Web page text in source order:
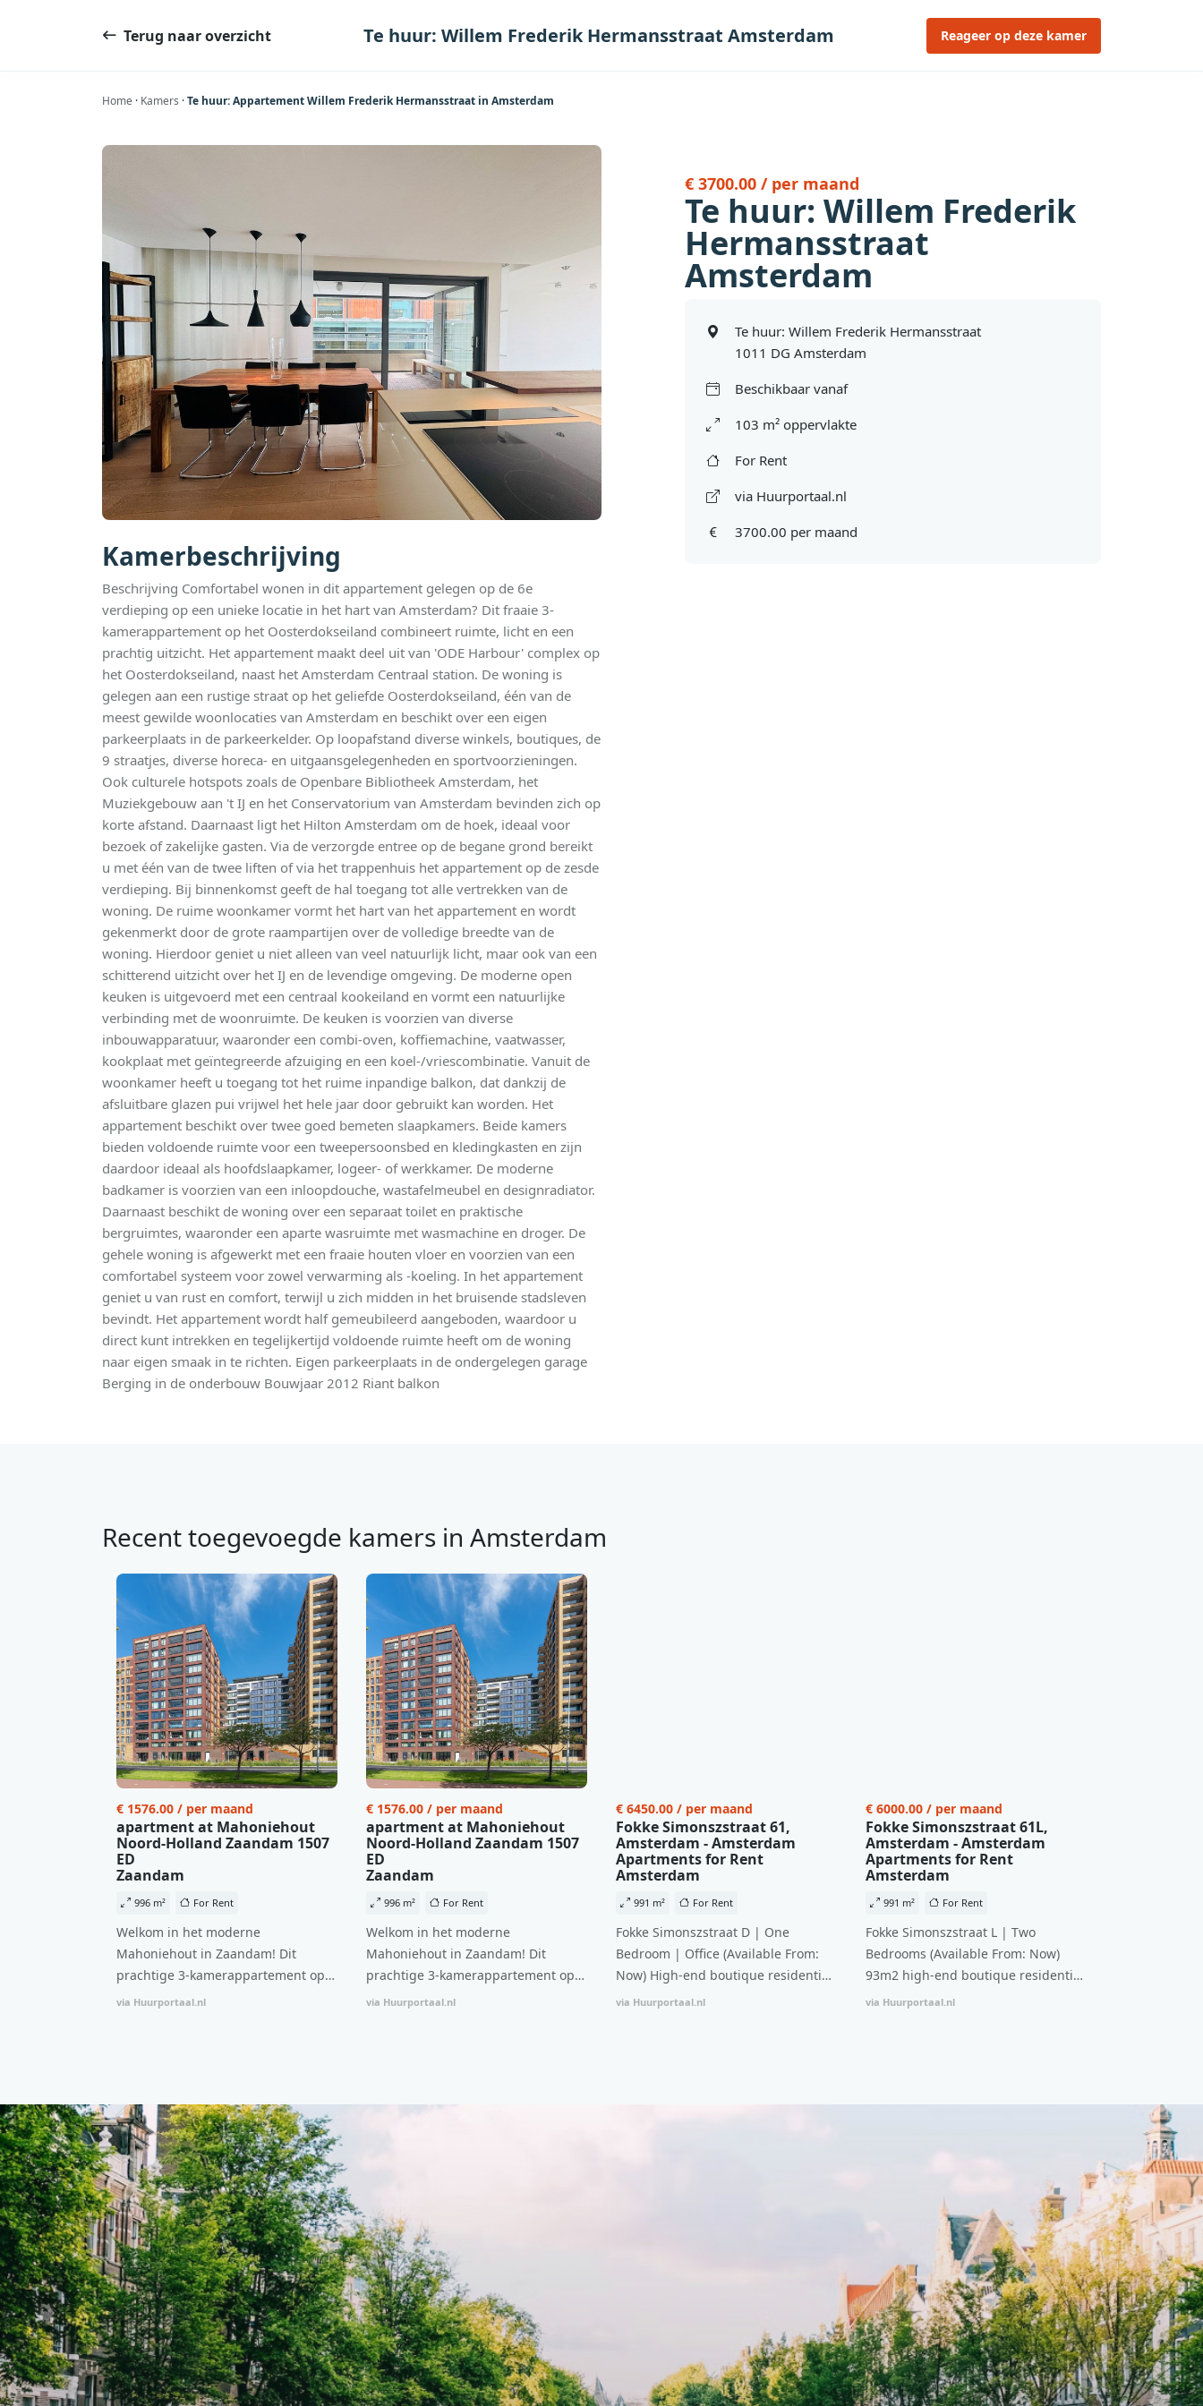
Terug naar overzicht Te huur: Willem Frederik Hermansstraat Amsterdam Reageer op deze kamer
Home · Kamers ·Te huur: Appartement Willem Frederik Hermansstraat in Amsterdam
Kamerbeschrijving
Beschrijving Comfortabel wonen in dit appartement gelegen op de 6e
verdieping op een unieke locatie in het hart van Amsterdam? Dit fraaie 3-
kamerappartement op het Oosterdokseiland combineert ruimte, licht en een
prachtig uitzicht. Het appartement maakt deel uit van 'ODE Harbour' complex op
het Oosterdokseiland, naast het Amsterdam Centraal station. De woning is
gelegen aan een rustige straat op het geliefde Oosterdokseiland, één van de
meest gewilde woonlocaties van Amsterdam en beschikt over een eigen
parkeerplaats in de parkeerkelder. Op loopafstand diverse winkels, boutiques, de
9 straatjes, diverse horeca- en uitgaansgelegenheden en sportvoorzieningen.
Ook culturele hotspots zoals de Openbare Bibliotheek Amsterdam, het
Muziekgebouw aan 't IJ en het Conservatorium van Amsterdam bevinden zich op
korte afstand. Daarnaast ligt het Hilton Amsterdam om de hoek, ideaal voor
bezoek of zakelijke gasten. Via de verzorgde entree op de begane grond bereikt
u met één van de twee liften of via het trappenhuis het appartement op de zesde
verdieping. Bij binnenkomst geeft de hal toegang tot alle vertrekken van de
woning. De ruime woonkamer vormt het hart van het appartement en wordt
gekenmerkt door de grote raampartijen over de volledige breedte van de
woning. Hierdoor geniet u niet alleen van veel natuurlijk licht, maar ook van een
schitterend uitzicht over het IJ en de levendige omgeving. De moderne open
keuken is uitgevoerd met een centraal kookeiland en vormt een natuurlijke
verbinding met de woonruimte. De keuken is voorzien van diverse
inbouwapparatuur, waaronder een combi-oven, koffiemachine, vaatwasser,
kookplaat met geïntegreerde afzuiging en een koel-/vriescombinatie. Vanuit de
woonkamer heeft u toegang tot het ruime inpandige balkon, dat dankzij de
afsluitbare glazen pui vrijwel het hele jaar door gebruikt kan worden. Het
appartement beschikt over twee goed bemeten slaapkamers. Beide kamers
bieden voldoende ruimte voor een tweepersoonsbed en kledingkasten en zijn
daardoor ideaal als hoofdslaapkamer, logeer- of werkkamer. De moderne
badkamer is voorzien van een inloopdouche, wastafelmeubel en designradiator.
Daarnaast beschikt de woning over een separaat toilet en praktische
bergruimtes, waaronder een aparte wasruimte met wasmachine en droger. De
gehele woning is afgewerkt met een fraaie houten vloer en voorzien van een
comfortabel systeem voor zowel verwarming als -koeling. In het appartement
geniet u van rust en comfort, terwijl u zich midden in het bruisende stadsleven
bevindt. Het appartement wordt half gemeubileerd aangeboden, waardoor u
direct kunt intrekken en tegelijkertijd voldoende ruimte heeft om de woning
naar eigen smaak in te richten. Eigen parkeerplaats in de ondergelegen garage
Berging in de onderbouw Bouwjaar 2012 Riant balkon
€ 3700.00 / per maand
Te huur: Willem Frederik
Hermansstraat
Amsterdam
Te huur: Willem Frederik Hermansstraat
1011 DG Amsterdam
Beschikbaar vanaf
103 m² oppervlakte
For Rent
via Huurportaal.nl
3700.00 per maand
Recent toegevoegde kamers in Amsterdam
€ 1576.00 / per maand
apartment at Mahoniehout
Noord-Holland Zaandam 1507
ED
Zaandam
996 m² For Rent
Welkom in het moderne
Mahoniehout in Zaandam! Dit
prachtige 3-kamerappartement op
de 6e verdieping biedt een ideale
van €107,50 per maand is dit een
geweldige kans voor professionals
die op zoek zijn naar een woning die
direct beschikbaar is vanaf 1 april
2026. Bij binnenkomst word je
verwelkomd in een ruime
woonkamer met open keuken,
samen goed voor 44 m² aan
leefruimte. De lichte woonkamer
biedt genoeg ruimte voor een
gezellige zithoek én een stijlvolle
eethoek. De keuken is van alle
gemakken voorzien, perfect voor het
bereiden van heerlijke maaltijden.
via Huurportaal.nl
€ 1576.00 / per maand
apartment at Mahoniehout
Noord-Holland Zaandam 1507
ED
Zaandam
996 m² For Rent
Welkom in het moderne
Mahoniehout in Zaandam! Dit
prachtige 3-kamerappartement op
de 6e verdieping biedt een ideale
van €107,50 per maand is dit een
woonkamer met open keuken,
samen goed voor 44 m² aan
leefruimte. De lichte woonkamer
biedt genoeg ruimte voor een
gezellige zithoek én een stijlvolle
eethoek. De keuken is van alle
gemakken voorzien, perfect voor het
bereiden van heerlijke maaltijden.
via Huurportaal.nl
€ 6450.00 / per maand
Fokke Simonszstraat 61,
Amsterdam - Amsterdam
Apartments for Rent
Amsterdam
991 m² For Rent
Fokke Simonszstraat D | One
Bedroom | Office (Available From:
Now) High-end boutique residential
complex in De Pijp feautring an
storage and secure bicycle parking
with an elegant lobby with an
elevator and green communal
via Huurportaal.nl
€ 6000.00 / per maand
Fokke Simonszstraat 61L,
Amsterdam - Amsterdam
Apartments for Rent
Amsterdam
991 m² For Rent
Fokke Simonszstraat L | Two
Bedrooms (Available From: Now)
93m2 high-end boutique residential
complex in De Pijp feautring an
93m2, ready-to-live, contemporary
spaces.The building incorporates
solar panels to generate energy
supply. The windows have solar
control glazing, and the apartments
have climate control driven by a
thermal energy storage system.
Underfloor heating and cooling
contribute to a healthy indoor
environment. The atriums' seasonal
via Huurportaal.nl